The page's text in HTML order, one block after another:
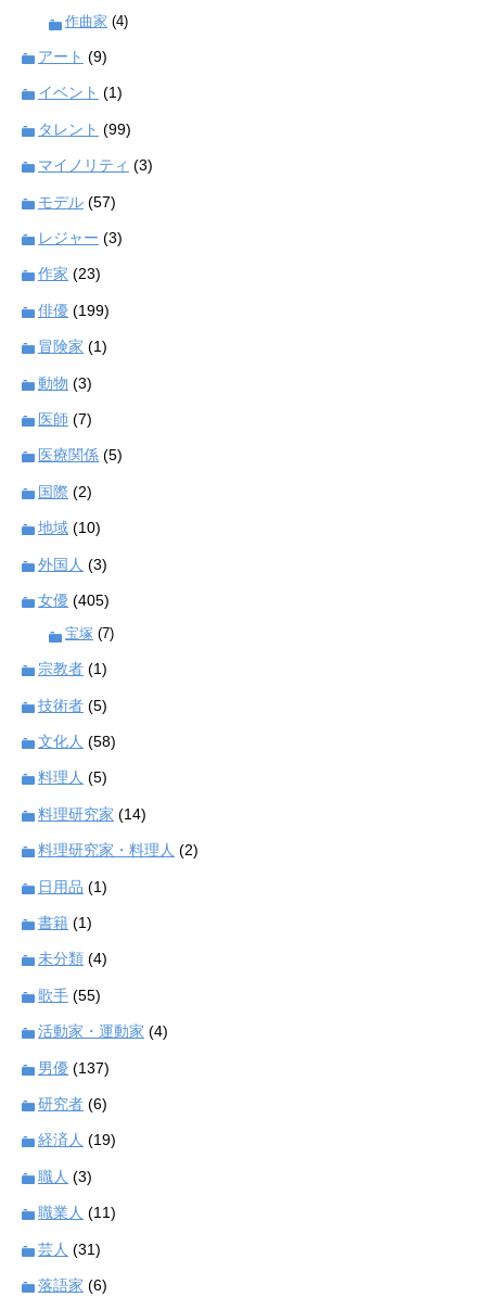
作曲家 (4)
アート (9)
イベント (1)
タレント (99)
マイノリティ (3)
モデル (57)
レジャー (3)
作家 (23)
俳優 (199)
冒険家 (1)
動物 (3)
医師 (7)
医療関係 (5)
国際 (2)
地域 (10)
外国人 (3)
女優 (405)
宝塚 (7)
宗教者 (1)
技術者 (5)
文化人 (58)
料理人 (5)
料理研究家 (14)
料理研究家・料理人 (2)
日用品 (1)
書籍 (1)
未分類 (4)
歌手 (55)
活動家・運動家 (4)
男優 (137)
研究者 (6)
経済人 (19)
職人 (3)
職業人 (11)
芸人 (31)
落語家 (6)